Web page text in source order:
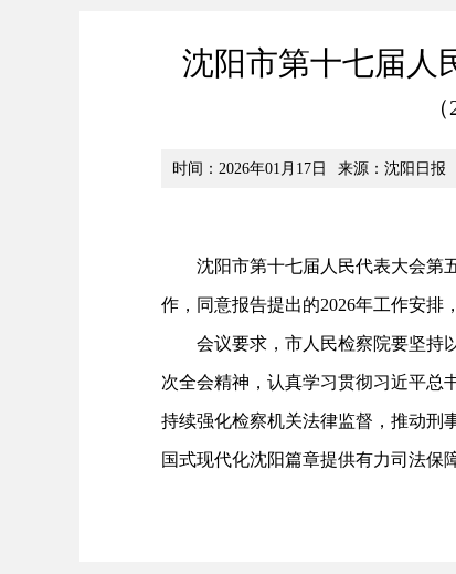
沈阳市第十七届人
时间：2026年01月17日 来源：沈阳日报
沈阳市第十七届人民代表大会第五
作，同意报告提出的2026年工作安排
会议要求，市人民检察院要坚持以
次全会精神，认真学习贯彻习近平总
持续强化检察机关法律监督，推动刑
国式现代化沈阳篇章提供有力司法保障